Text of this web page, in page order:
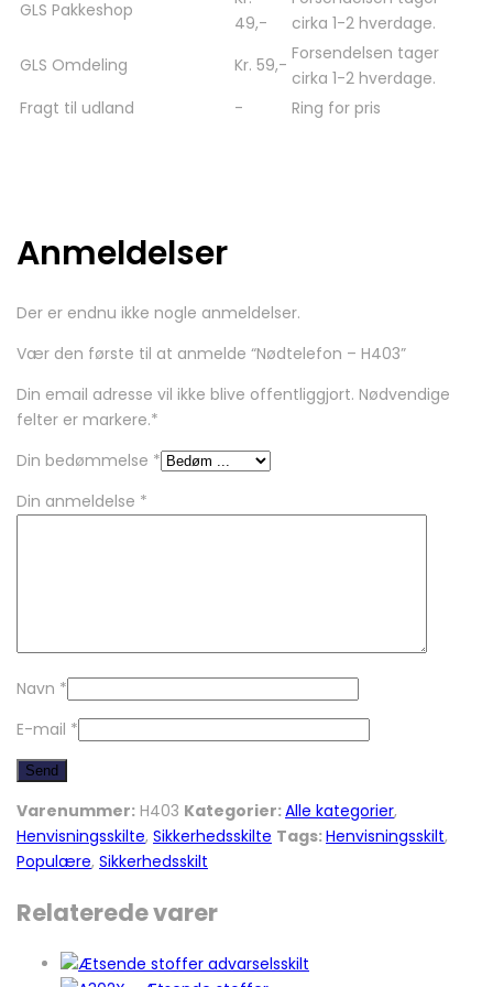
GLS Pakkeshop
49,-
cirka 1-2 hverdage.
GLS Omdeling
Kr. 59,-
Forsendelsen tager
cirka 1-2 hverdage.
Fragt til udland
- Ring for pris
Anmeldelser
Der er endnu ikke nogle anmeldelser.
Vær den første til at anmelde “Nødtelefon – H403”
Din email adresse vil ikke blive offentliggjort. Nødvendige
felter er markere.*
Din bedømmelse *
Din anmeldelse *
Navn *
E-mail *
Varenummer: H403 Kategorier:Alle kategorier,
Henvisningsskilte, Sikkerhedsskilte Tags:Henvisningsskilt,
Populære, Sikkerhedsskilt
Relaterede varer